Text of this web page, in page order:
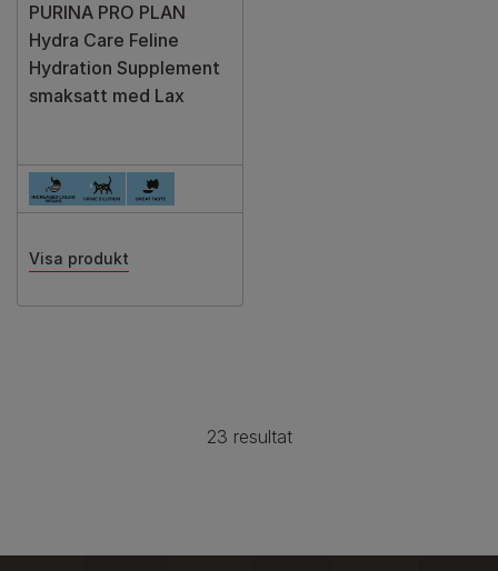
PURINA PRO PLAN
Hydra Care Feline
Hydration Supplement
smaksatt med Lax
Visa produkt
23 resultat
Paginering